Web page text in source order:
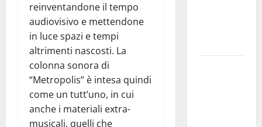
reinventandone il tempo
audiovisivo e mettendone
in luce spazi e tempi
altrimenti nascosti. La
colonna sonora di
“Metropolis” è intesa quindi
come un tutt’uno, in cui
anche i materiali extra-
musicali, quelli che